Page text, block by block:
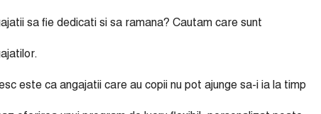
sa fie dedicati si sa ramana? Cautam care sunt
este ca angajatii care au copii nu pot ajunge sa-i ia la timp